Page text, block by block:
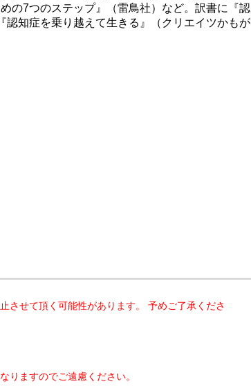
の7つのステップ』（雷鳥社）など。訳書に『認
知症を乗り越えて生きる』（クリエイツかもが
させて頂く可能性があります。 予めご了承くださ
りますのでご遠慮ください。